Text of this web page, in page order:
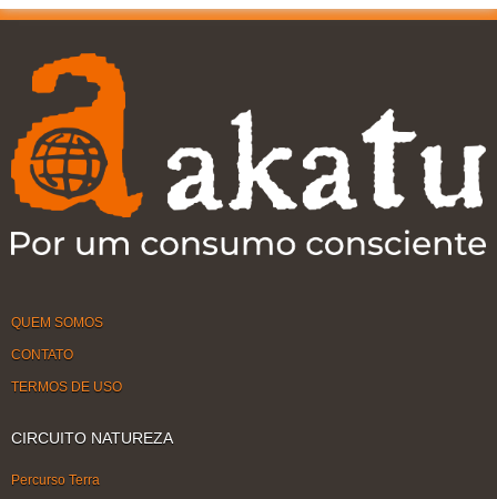
QUEM SOMOS
CONTATO
TERMOS DE USO
CIRCUITO NATUREZA
Percurso Terra